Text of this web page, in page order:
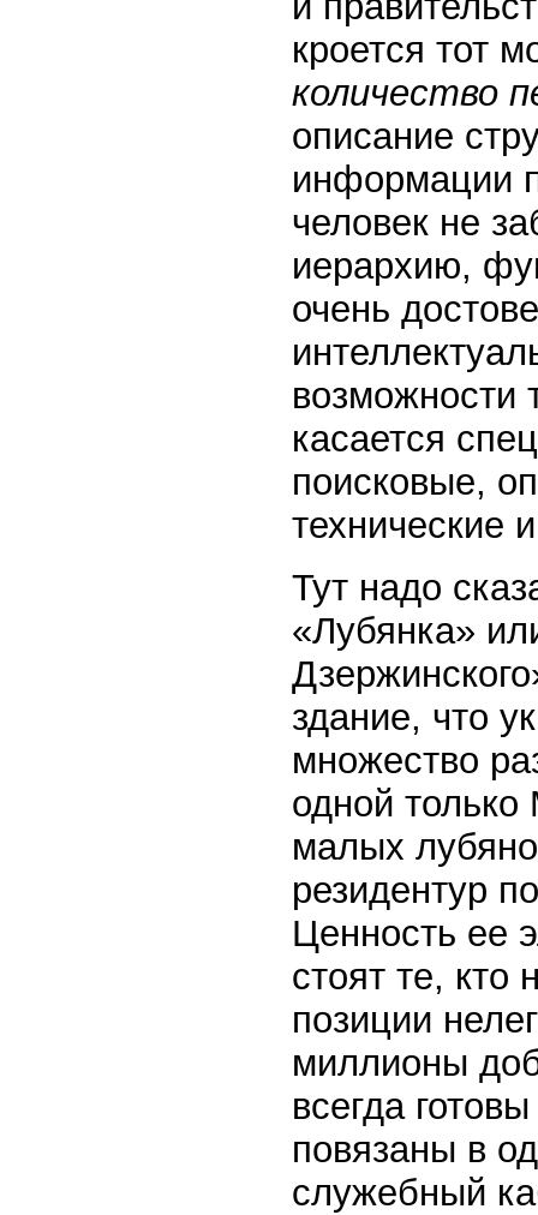
кроется тот
количество
описание
информации
человек не
иерархию,
очень
возможности
касается
поисковые,
технические
Тут надо
«Лубянка»
здание, что
множество
одной
малых
резидентур
Ценность ее
стоят те, кто
позиции
миллионы
всегда
повязаны в
служебный